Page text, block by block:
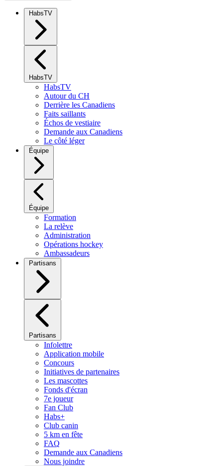
HabsTV
HabsTV
HabsTV
Autour du CH
Derrière les Canadiens
Faits saillants
Échos de vestiaire
Demande aux Canadiens
Le côté léger
Équipe
Équipe
Formation
La relève
Administration
Opérations hockey
Ambassadeurs
Partisans
Partisans
Infolettre
Application mobile
Concours
Initiatives de partenaires
Les mascottes
Fonds d'écran
7e joueur
Fan Club
Habs+
Club canin
5 km en fête
FAQ
Demande aux Canadiens
Nous joindre